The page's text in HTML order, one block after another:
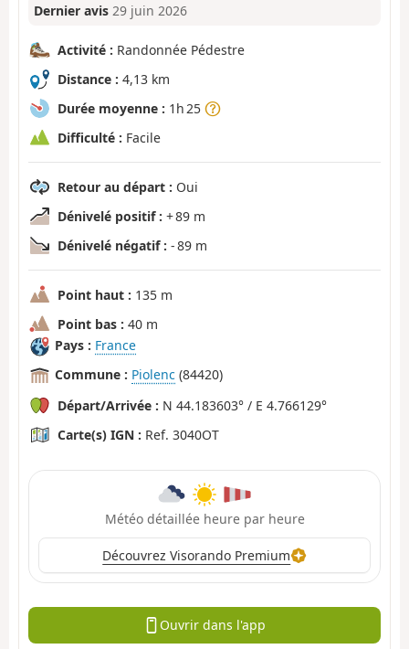
Dernier avis 29 juin 2026
Activité : Randonnée Pédestre
Distance : 4,13 km
Durée moyenne : 1h 25
Difficulté : Facile
Retour au départ : Oui
Dénivelé positif : + 89 m
Dénivelé négatif : - 89 m
Point haut : 135 m
Point bas : 40 m
Pays : France
Commune : Piolenc (84420)
Départ/Arrivée : N 44.183603° / E 4.766129°
Carte(s) IGN : Ref. 3040OT
Météo détaillée heure par heure
Découvrez Visorando Premium
Ouvrir dans l'app